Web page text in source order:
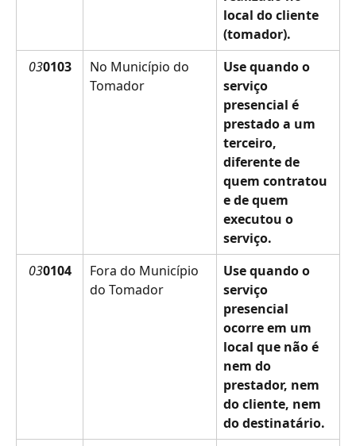
local do cliente
(tomador).
030103
No Município do
Tomador
Use quando o
serviço
presencial é
prestado a um
terceiro,
diferente de
quem contratou
e de quem
executou o
serviço.
030104
Fora do Município
do Tomador
Use quando o
serviço
presencial
ocorre em um
local que não é
nem do
prestador, nem
do cliente, nem
do destinatário.